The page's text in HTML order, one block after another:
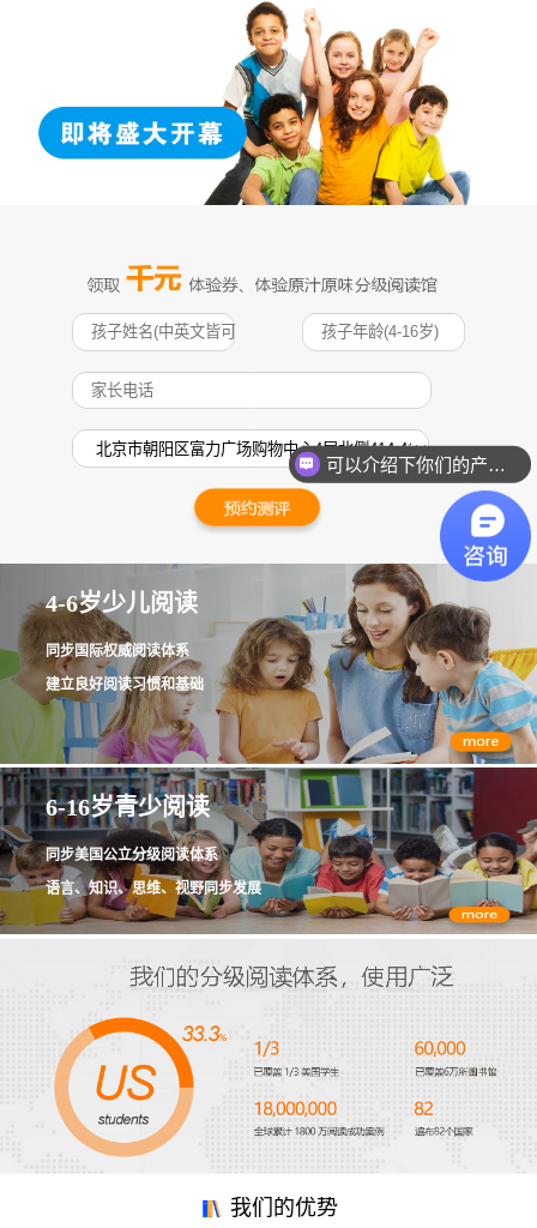
4-6岁少儿阅读
同步国际权威阅读体系
建立良好阅读习惯和基础
6-16岁青少阅读
同步美国公立分级阅读体系
语言、知识、思维、视野同步发展
我们的优势